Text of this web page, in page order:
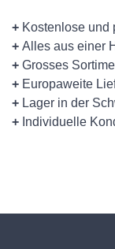
+ Kostenlose und
+ Alles aus einer
+ Grosses
+ Europaweite
+ Lager in der
+ Individuelle